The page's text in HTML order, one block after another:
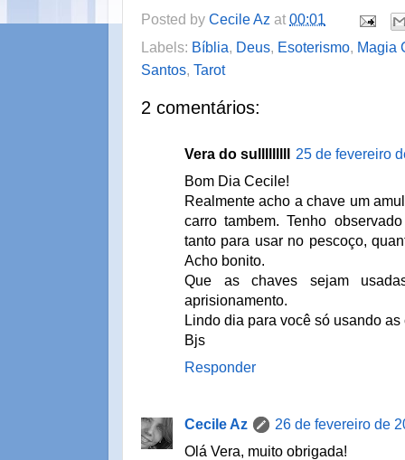
Posted by Cecile Az at 00:01
Labels: Bíblia, Deus, Esoterismo, Magia
Santos, Tarot
2 comentários:
Vera do sulllllllll
25 de fevereiro
Bom Dia Cecile!
Realmente acho a chave um
carro tambem. Tenho
tanto para usar no pescoço,
Acho bonito.
Que as chaves sejam
aprisionamento.
Lindo dia para você só usando
Bjs
Responder
Cecile Az
26 de fevereiro de
Olá Vera, muito obrigada!